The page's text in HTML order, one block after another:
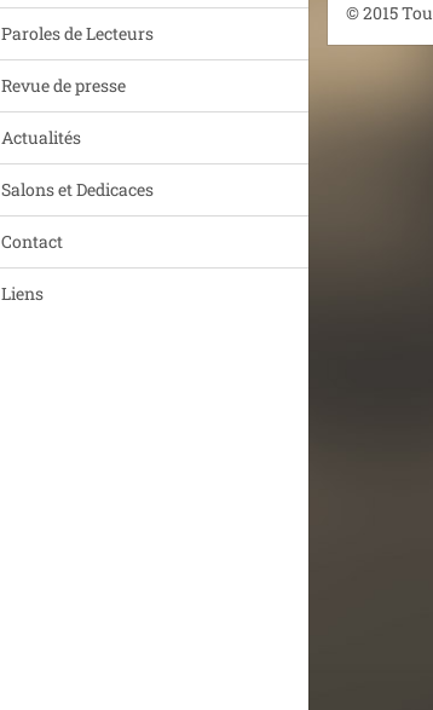
Paroles de Lecteurs
Revue de presse
Actualités
Salons et Dedicaces
Contact
Liens
© 2015